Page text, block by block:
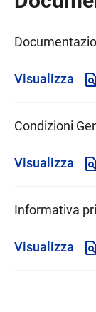
Visualizza
Condizioni
Visualizza
Informativa
Visualizza